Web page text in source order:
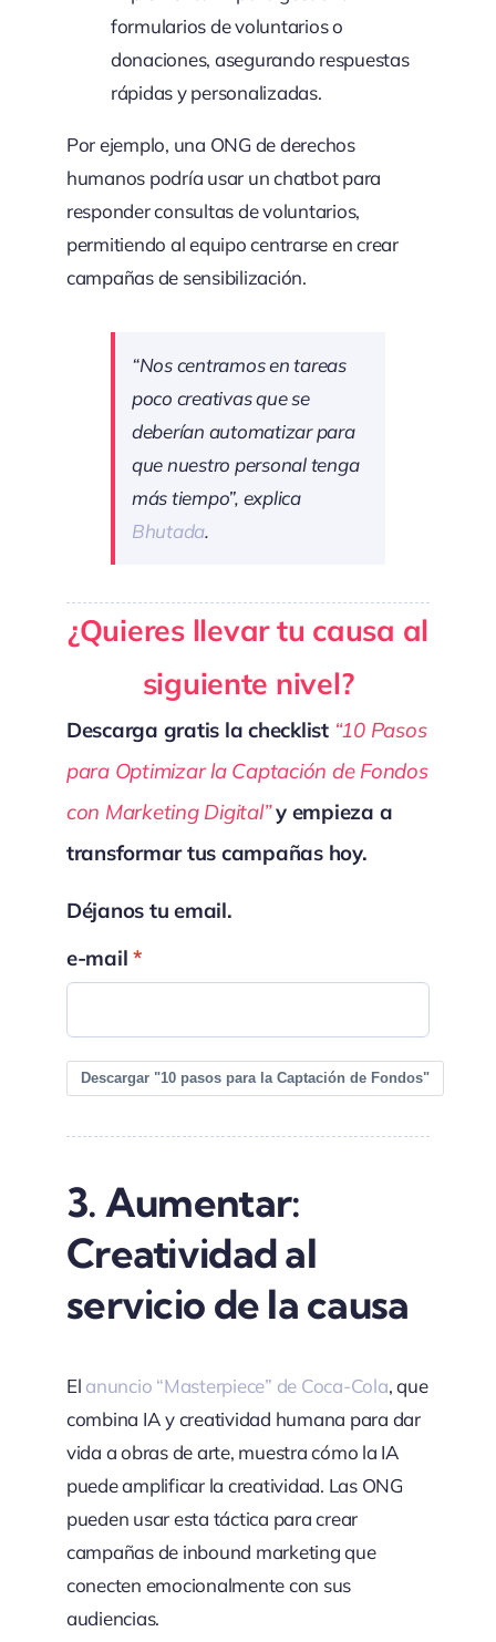
formularios de voluntarios o
donaciones, asegurando respuestas
rápidas y personalizadas.
Por ejemplo, una ONG de derechos
humanos podría usar un chatbot para
responder consultas de voluntarios,
permitiendo al equipo centrarse en crear
campañas de sensibilización.
“Nos centramos en tareas
poco creativas que se
deberían automatizar para
que nuestro personal tenga
más tiempo”, explica
Bhutada.
¿Quieres llevar tu causa al
siguiente nivel?
Descarga gratis la checklist “10 Pasos
para Optimizar la Captación de Fondos
con Marketing Digital”y empieza a
transformar tus campañas hoy.
Déjanos tu email.
e-mail
Descargar "10 pasos para la Captación de Fondos"
3. Aumentar:
Creatividad al
servicio de la causa
El anuncio “Masterpiece” de Coca-Cola, que
combina IA y creatividad humana para dar
vida a obras de arte, muestra cómo la IA
puede amplificar la creatividad. Las ONG
pueden usar esta táctica para crear
campañas de inbound marketing que
conecten emocionalmente con sus
audiencias.